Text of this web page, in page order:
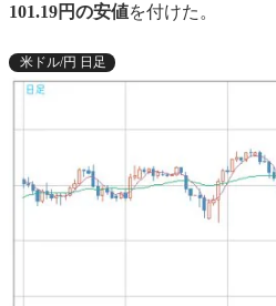
101.19円の安値を付けた。
米ドル/円 日足